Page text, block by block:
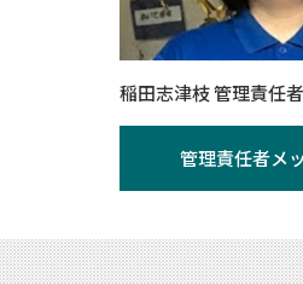
稲田志津枝 管理責任者
管理責任者メ